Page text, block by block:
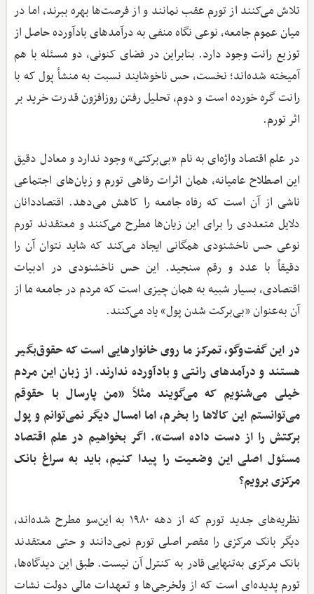
تلاش می‌کنند از تورم عقب نمانند و از فرصت‌ها بهره ببرند، اما در
میان عموم جامعه، نوعی نگاه منفی به درآمدهای بادآورده حاصل از
توزیع رانت وجود دارد. بنابراین در فضای کنونی، دو مسئله با هم
آمیخته شده‌اند؛ نخست، حس ناخوشایند نسبت به منشأ پول که با
رانت گره خورده است و دوم، تحلیل رفتن روزافزون قدرت خرید بر
اثر تورم.
در علم اقتصاد واژه‌ای به نام «بی‌برکتی» وجود ندارد و معادل دقیق
این اصطلاح عامیانه، همان اثرات رفاهی تورم و زیان‌های اجتماعی
ناشی از آن است که رفاه جامعه را کاهش می‌دهد. اقتصاددانان
دلایل متعددی را برای این زیان‌ها مطرح می‌کنند و معتقدند تورم
نوعی حس ناخشنودی همگانی ایجاد می‌کند که شاید نتوان آن را
دقیقاً با عدد و رقم سنجید. این حس ناخشنودی در ادبیات
اقتصادی، بسیار شبیه به همان چیزی است که مردم در جامعه ما از
آن به‌عنوان «بی‌برکت شدن پول» یاد می‌کنند.
در این گفت‌وگو، تمرکز ما روی خانوارهایی است که حقوق‌بگیر
هستند و درآمدهای رانتی و بادآورده ندارند. از زبان این مردم
خیلی می‌شنویم که می‌گویند مثلاً «من پارسال با حقوقم
می‌توانستم این کالاها را بخرم، اما امسال دیگر نمی‌توانم و پول
برکتش را از دست داده است». اگر بخواهیم در علم اقتصاد
مسئول اصلی این وضعیت را پیدا کنیم، باید به سراغ بانک
مرکزی برویم؟
نظریه‌های جدید تورم که از دهه ۱۹۸۰ به این‌سو مطرح شده‌اند،
دیگر بانک مرکزی را مقصر اصلی تورم نمی‌دانند و حتی معتقدند
بانک مرکزی به‌تنهایی قادر به کنترل آن نیست. طبق این دیدگاه‌ها،
تورم پدیده‌ای است که از ولخرجی‌ها و تعهدات مالی دولت نشات